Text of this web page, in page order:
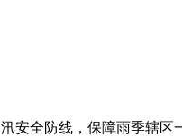
全防线，保障雨季辖区